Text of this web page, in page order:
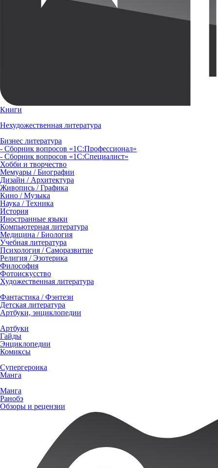
Книги
Нехудожественная литература
Бизнес литература
- Сборник вопросов «1С:Профессионал»
- Сборник вопросов «1С:Специалист»
Хобби и творчество
Мемуары / Биографии
Дизайн / Архитектура
Живопись / Графика
Кино / Музыка
Наука / Техника
История
Иностранные языки
Компьютерная литература
Медицина / Биология
Учебная литература
Психология / Саморазвитие
Религия / Эзотерика
Философия
Фотоискусство
Художественная литература
Фантастика / Фэнтези
Детская литература
Артбуки, энциклопедии
Артбуки
Гайды
Энциклопедии
Комиксы
Супергероика
Манга
Манга
Ранобэ
Обзоры и рецензии